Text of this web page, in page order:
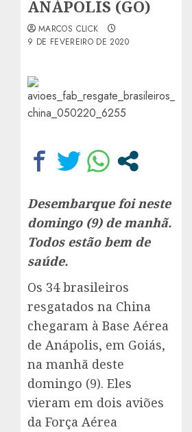
ANÁPOLIS (GO)
MARCOS CLICK
9 DE FEVEREIRO DE 2020
Desembarque foi neste
domingo (9) de manhã.
Todos estão bem de
saúde.
Os 34 brasileiros
resgatados na China
chegaram à Base Aérea
de Anápolis, em Goiás,
na manhã deste
domingo (9). Eles
vieram em dois aviões
da Força Aérea